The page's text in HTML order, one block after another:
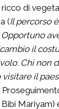
di
(Il percorso
il
Chi non
il
Mariyam)